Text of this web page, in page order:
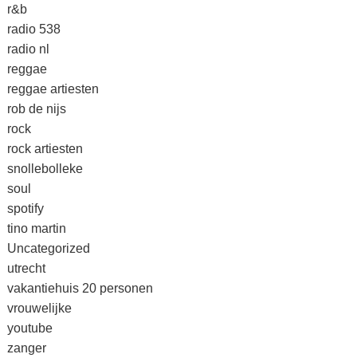
r&b
radio 538
radio nl
reggae
reggae artiesten
rob de nijs
rock
rock artiesten
snollebolleke
soul
spotify
tino martin
Uncategorized
utrecht
vakantiehuis 20 personen
vrouwelijke
youtube
zanger